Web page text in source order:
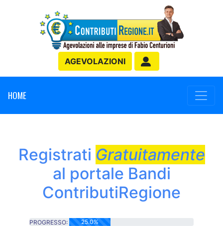
AGEVOLAZIONI
HOME
Registrati Gratuitamente
al portale Bandi
ContributiRegione
PROGRESSO: 25.0%